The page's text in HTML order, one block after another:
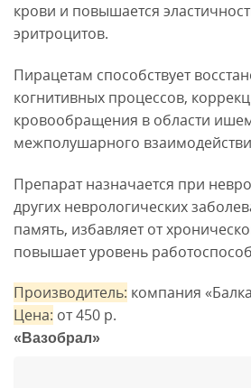
крови и повышается
эритроцитов.
Пирацетам способствует
когнитивных процессов,
кровообращения в области
межполушарного
Препарат назначается при
других неврологических
память, избавляет от
повышает уровень
Производитель: компания
Цена: от 450 р.
«Вазобрал»